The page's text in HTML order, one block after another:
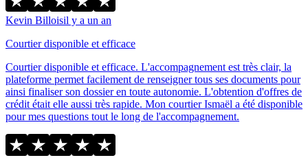
Kevin Billoisil y a un an
Courtier disponible et efficace
Courtier disponible et efficace. L'accompagnement est très clair, la
plateforme permet facilement de renseigner tous ses documents pour
ainsi finaliser son dossier en toute autonomie. L'obtention d'offres de
crédit était elle aussi très rapide. Mon courtier Ismaël a été disponible
pour mes questions tout le long de l'accompagnement.